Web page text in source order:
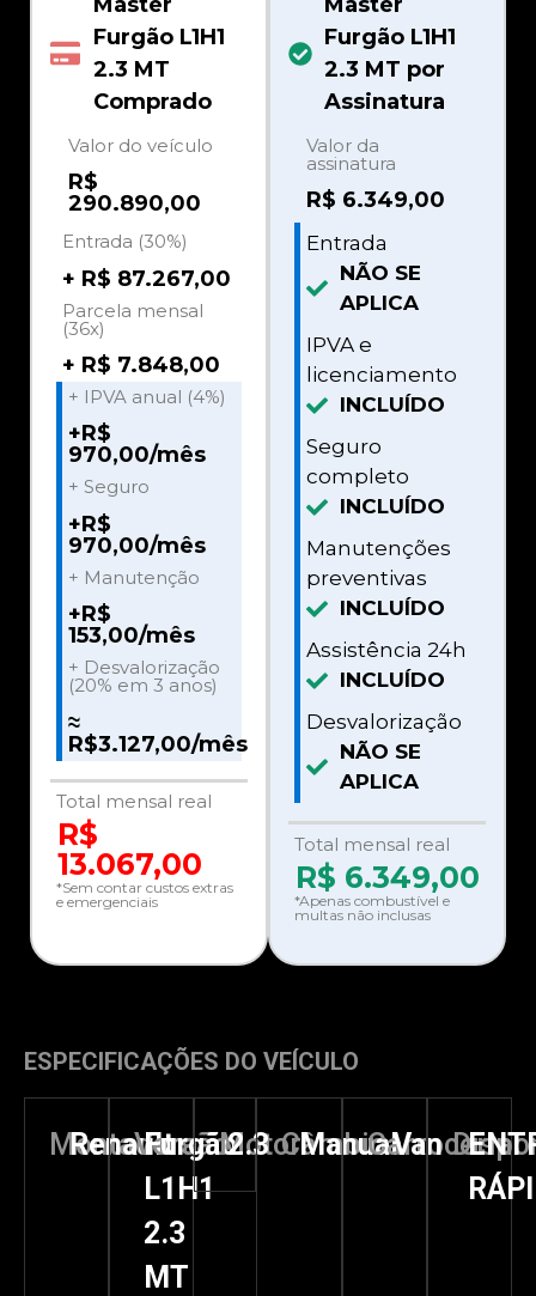
Furgão L1H1
2.3 MT
Comprado
Valor do veículo
R$
290.890,00
Entrada (30%)
+ R$ 87.267,00
Parcela mensal
(36x)
+ R$ 7.848,00
+ IPVA anual (4%)
+R$
970,00/mês
+ Seguro
+R$
970,00/mês
+ Manutenção
+R$
153,00/mês
+ Desvalorização
(20% em 3 anos)
≈
R$3.127,00/mês
Total mensal real
R$
13.067,00
*Sem contar custos extras
e emergenciais
Furgão L1H1
2.3 MT por
Assinatura
Valor da
assinatura
R$ 6.349,00
Entrada
NÃO SE
APLICA
IPVA e
licenciamento
INCLUÍDO
Seguro
completo
INCLUÍDO
Manutenções
preventivas
INCLUÍDO
Assistência 24h
INCLUÍDO
Desvalorização
NÃO SE
APLICA
Total mensal real
R$ 6.349,00
*Apenas combustível e
multas não inclusas
ESPECIFICAÇÕES DO VEÍCULO
Montadora
RenaultVersão
Furgão
L1H1
2.3
MT
Motor
2.3 Câmbio
ManualCarroceria
Van